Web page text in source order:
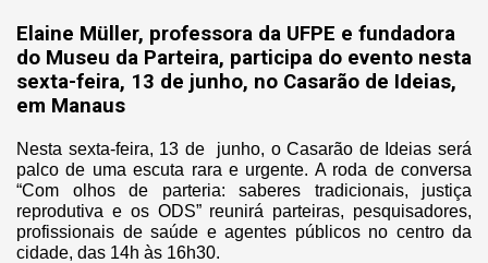
Elaine Müller, professora da UFPE e fundadora
do Museu da Parteira, participa do evento nesta
sexta-feira, 13 de junho, no Casarão de Ideias,
em Manaus
Nesta sexta-feira, 13 de junho, o Casarão de Ideias será
palco de uma escuta rara e urgente. A roda de conversa
“Com olhos de parteria: saberes tradicionais, justiça
reprodutiva e os ODS” reunirá parteiras, pesquisadores,
profissionais de saúde e agentes públicos no centro da
cidade, das 14h às 16h30.